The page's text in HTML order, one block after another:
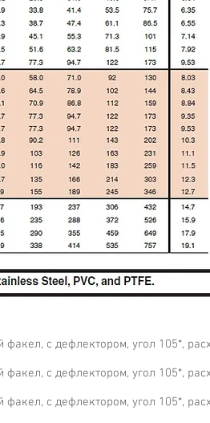
с дефлектором, угол 105*,
с дефлектором, угол 105*,
с дефлектором, угол 105*,